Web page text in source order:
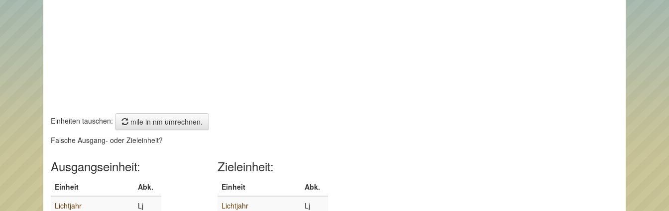
Einheiten tauschen:
mile in nm umrechnen.
Falsche Ausgang- oder Zieleinheit?
Ausgangseinheit:
Einheit
Abk.
Lichtjahr
Lj
Zieleinheit:
Einheit
Abk.
Lichtjahr
Lj